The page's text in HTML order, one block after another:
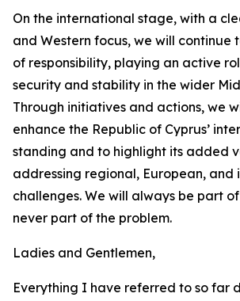
On the international stage, with a
and Western focus, we will continue
of responsibility, playing an active
security and stability in the wider
Through initiatives and actions, we
enhance the Republic of Cyprus’
standing and to highlight its added
addressing regional, European, and
challenges. We will always be part
never part of the problem.
Ladies and Gentlemen,
Everything I have referred to so far